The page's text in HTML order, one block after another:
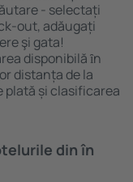
- selectați
out, adăugați
şi gata!
disponibilă ȋn
distanța de la
plată și clasificarea
din în